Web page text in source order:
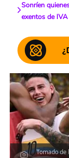
Sonríen
exentos de
Tomado de